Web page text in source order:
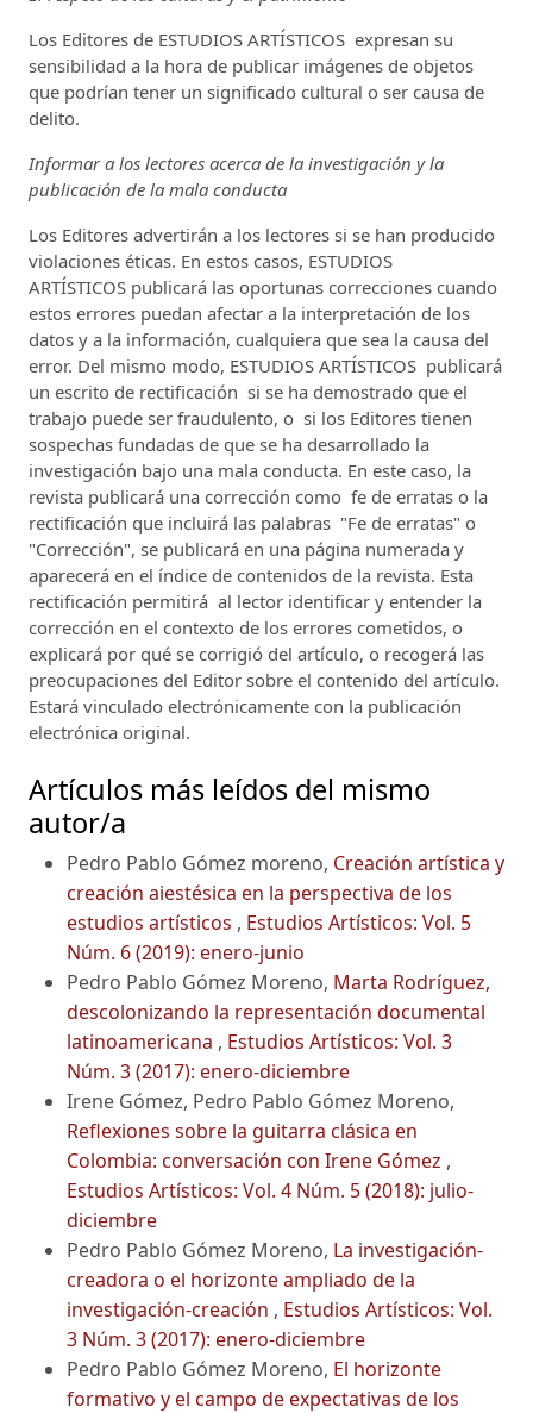
Los Editores de ESTUDIOS ARTÍSTICOS expresan su
sensibilidad a la hora de publicar imágenes de objetos
que podrían tener un significado cultural o ser causa de
delito.
Informar a los lectores acerca de la investigación y la
publicación de la mala conducta
Los Editores advertirán a los lectores si se han producido
violaciones éticas. En estos casos, ESTUDIOS
ARTÍSTICOS publicará las oportunas correcciones cuando
estos errores puedan afectar a la interpretación de los
datos y a la información, cualquiera que sea la causa del
error. Del mismo modo, ESTUDIOS ARTÍSTICOS publicará
un escrito de rectificación si se ha demostrado que el
trabajo puede ser fraudulento, o si los Editores tienen
sospechas fundadas de que se ha desarrollado la
investigación bajo una mala conducta. En este caso, la
revista publicará una corrección como fe de erratas o la
rectificación que incluirá las palabras "Fe de erratas" o
"Corrección", se publicará en una página numerada y
aparecerá en el índice de contenidos de la revista. Esta
rectificación permitirá al lector identificar y entender la
corrección en el contexto de los errores cometidos, o
explicará por qué se corrigió del artículo, o recogerá las
preocupaciones del Editor sobre el contenido del artículo.
Estará vinculado electrónicamente con la publicación
electrónica original.
Artículos más leídos del mismo
autor/a
Pedro Pablo Gómez moreno, Creación artística y
creación aiestésica en la perspectiva de los
estudios artísticos , Estudios Artísticos: Vol. 5
Núm. 6 (2019): enero-junio
Pedro Pablo Gómez Moreno, Marta Rodríguez,
descolonizando la representación documental
latinoamericana , Estudios Artísticos: Vol. 3
Núm. 3 (2017): enero-diciembre
Irene Gómez, Pedro Pablo Gómez Moreno,
Reflexiones sobre la guitarra clásica en
Colombia: conversación con Irene Gómez ,
Estudios Artísticos: Vol. 4 Núm. 5 (2018): julio-
diciembre
Pedro Pablo Gómez Moreno, La investigación-
creadora o el horizonte ampliado de la
investigación-creación , Estudios Artísticos: Vol.
3 Núm. 3 (2017): enero-diciembre
Pedro Pablo Gómez Moreno, El horizonte
formativo y el campo de expectativas de los